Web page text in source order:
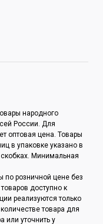
народного
России. Для
оптовая цена. Товары
в упаковке указано в
Минимальная
по розничной цене без
доступно к
реализуются только
товара для
или уточнить у